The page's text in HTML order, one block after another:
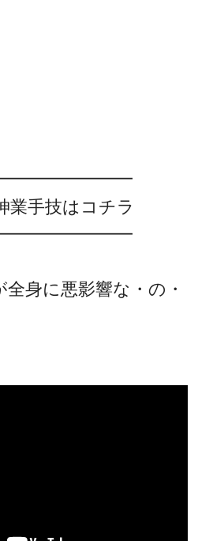
業手技はコチラ
全身に悪影響な・の・